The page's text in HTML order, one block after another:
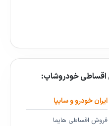
خودروشاپ:
ایران خودرو و سایپا
فروش اقساطی هایما